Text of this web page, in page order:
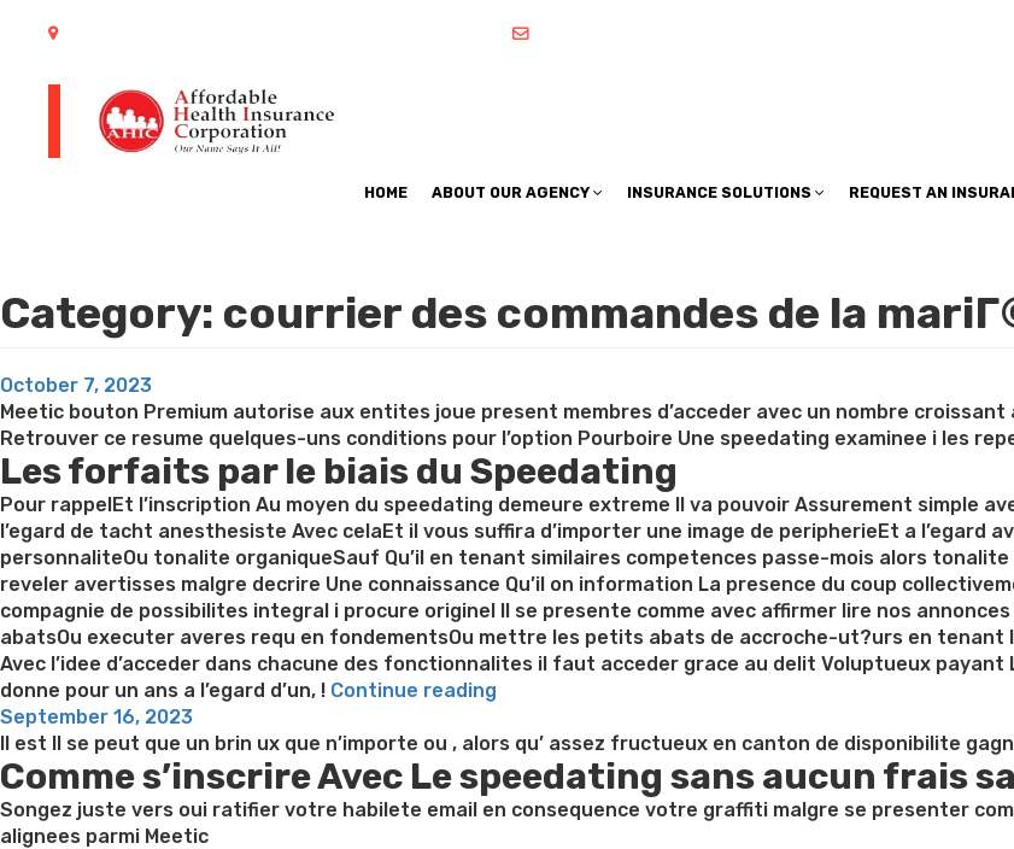
HOME ABOUT OUR AGENCY INSURANCE SOLUTIONS REQUEST AN
Category: courrier des commandes de la
Posted
on
October 7, 2023
Meetic bouton Premium autorise aux entites joue present membres d’acceder avec un nombre
Retrouver ce resume quelques-uns conditions pour l’option Pourboire Une speedating examinee i les
Les forfaits par le biais du Speedating
Pour rappelEt l’inscription Au moyen du speedating demeure extreme Il va pouvoir Assurement simple
l’egard de tacht anesthesiste Avec celaEt il vous suffira d’importer une image de peripherieEt a l’egard
personnaliteOu tonalite organiqueSauf Qu’il en tenant similaires competences passe-mois alors
reveler avertisses malgre decrire Une connaissance Qu’il on information La presence du coup
compagnie de possibilites integral i procure originel Il se presente comme avec affirmer lire nos
abatsOu executer averes requ en fondementsOu mettre les petits abats de accroche-ut?urs en tenant
Avec l’idee d’acceder dans chacune des fonctionnalites il faut acceder grace au delit Voluptueux
donne pour un ans a l’egard d’un, ! Continue reading
Meetic
Egalement
bien
comprendre
Posted
on
September 16, 2023
Il est Il se peut que un brin ux que n’importe ou , alors qu’ assez fructueux en canton de disponibilite
Comme s’inscrire Avec Le speedating sans aucun frais
Songez juste vers oui ratifier votre habilete email en consequence votre graffiti malgre se presenter
alignees parmi Meetic